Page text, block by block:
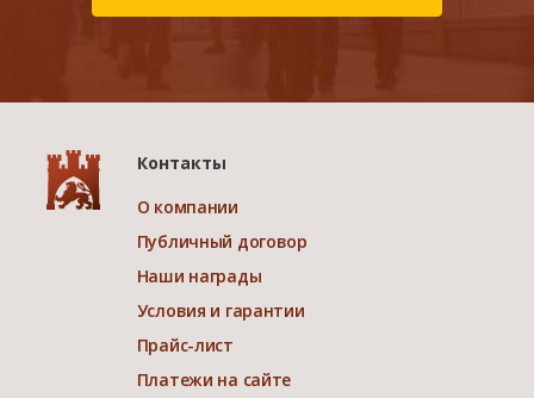
Контакты
О компании
Публичный договор
Наши награды
Условия и гарантии
Прайс-лист
Платежи на сайте